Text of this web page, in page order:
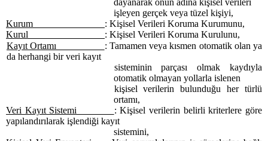
işleyen gerçek veya tüzel kişiyi,
Kurum : Kişisel Verileri Koruma Kurumunu,
Kurul : Kişisel Verileri Koruma Kurulunu,
Kayıt Ortamı : Tamamen veya kısmen otomatik olan ya
da herhangi bir veri kayıt
sisteminin parçası olmak kaydıyla
otomatik olmayan yollarla islenen
kişisel verilerin bulunduğu her türlü
ortamı,
Veri Kayıt Sistemi : Kişisel verilerin belirli kriterlere göre
yapılandırılarak işlendiği kayıt
sistemini,